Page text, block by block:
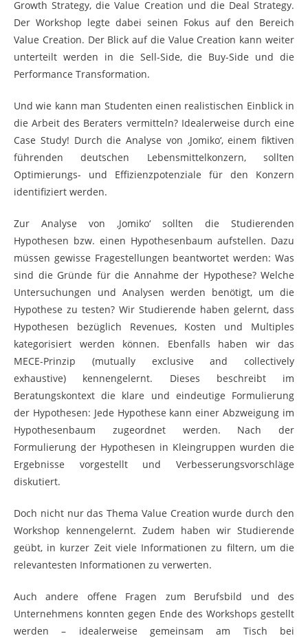
Growth Strategy, die Value Creation und die Deal Strategy.
Der Workshop legte dabei seinen Fokus auf den Bereich
Value Creation. Der Blick auf die Value Creation kann weiter
unterteilt werden in die Sell-Side, die Buy-Side und die
Performance Transformation.
Und wie kann man Studenten einen realistischen Einblick in
die Arbeit des Beraters vermitteln? Idealerweise durch eine
Case Study! Durch die Analyse von ‚Jomiko‘, einem fiktiven
führenden deutschen Lebensmittelkonzern, sollten
Optimierungs- und Effizienzpotenziale für den Konzern
identifiziert werden.
Zur Analyse von ‚Jomiko‘ sollten die Studierenden
Hypothesen bzw. einen Hypothesenbaum aufstellen. Dazu
müssen gewisse Fragestellungen beantwortet werden: Was
sind die Gründe für die Annahme der Hypothese? Welche
Untersuchungen und Analysen werden benötigt, um die
Hypothese zu testen? Wir Studierende haben gelernt, dass
Hypothesen bezüglich Revenues, Kosten und Multiples
kategorisiert werden können. Ebenfalls haben wir das
MECE-Prinzip (mutually exclusive and collectively
exhaustive) kennengelernt. Dieses beschreibt im
Beratungskontext die klare und eindeutige Formulierung
der Hypothesen: Jede Hypothese kann einer Abzweigung im
Hypothesenbaum zugeordnet werden. Nach der
Formulierung der Hypothesen in Kleingruppen wurden die
Ergebnisse vorgestellt und Verbesserungsvorschläge
diskutiert.
Doch nicht nur das Thema Value Creation wurde durch den
Workshop kennengelernt. Zudem haben wir Studierende
geübt, in kurzer Zeit viele Informationen zu filtern, um die
relevantesten Informationen zu verwerten.
Auch andere offene Fragen zum Berufsbild und des
Unternehmens konnten gegen Ende des Workshops gestellt
werden – idealerweise gemeinsam am Tisch bei